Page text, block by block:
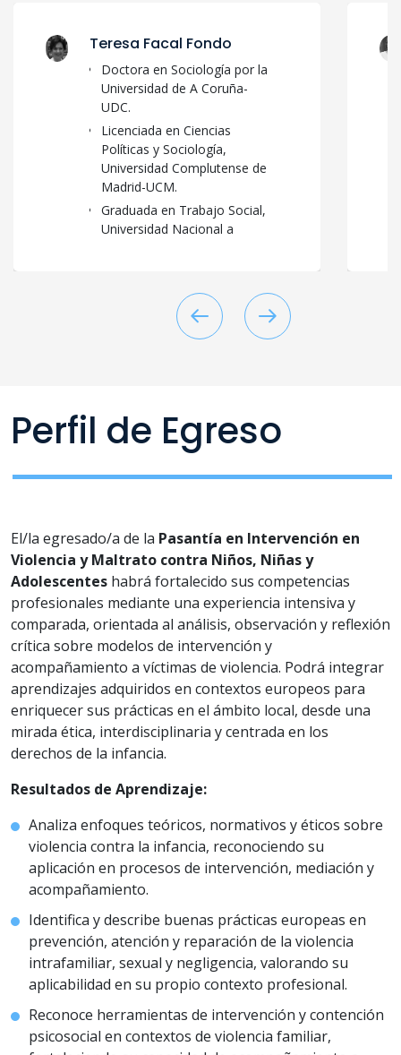
Teresa Facal Fondo
Doctora en Sociología por la
Universidad de A Coruña-
UDC.
Licenciada en Ciencias
Políticas y Sociología,
Universidad Complutense de
Madrid-UCM.
Graduada en Trabajo Social,
Universidad Nacional a
El/la egresado/a de la Pasantía en Intervención en
Violencia y Maltrato contra Niños, Niñas y
Adolescentes habrá fortalecido sus competencias
profesionales mediante una experiencia intensiva y
comparada, orientada al análisis, observación y reflexión
crítica sobre modelos de intervención y
acompañamiento a víctimas de violencia. Podrá integrar
aprendizajes adquiridos en contextos europeos para
enriquecer sus prácticas en el ámbito local, desde una
mirada ética, interdisciplinaria y centrada en los
derechos de la infancia.
Resultados de Aprendizaje:
Analiza enfoques teóricos, normativos y éticos sobre
violencia contra la infancia, reconociendo su
aplicación en procesos de intervención, mediación y
acompañamiento.
Identifica y describe buenas prácticas europeas en
prevención, atención y reparación de la violencia
intrafamiliar, sexual y negligencia, valorando su
aplicabilidad en su propio contexto profesional.
Reconoce herramientas de intervención y contención
psicosocial en contextos de violencia familiar,
Perfil de Egreso